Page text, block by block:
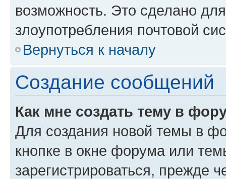
возможность. Это сделано
злоупотребления почтовой
Вернуться к началу
Создание сообщений
Как мне создать тему в
Для создания новой темы в
кнопке в окне форума или
зарегистрироваться, прежде